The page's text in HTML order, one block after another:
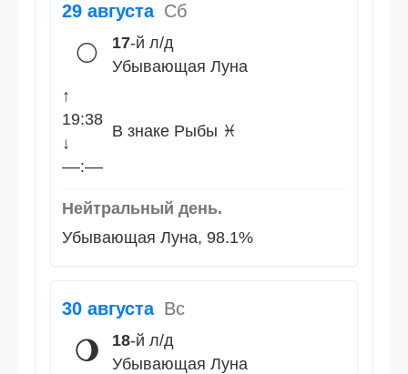
29 августа Сб
🌕 17-й л/д
Убывающая Луна
↑
19:38
↓
––:––
В знаке Рыбы ♓
Нейтральный день.
Убывающая Луна, 98.1%
30 августа Вс
🌖 18-й л/д
Убывающая Луна